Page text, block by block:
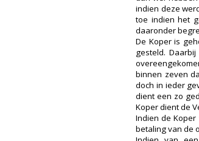
indien deze
toe indien het
daaronder
De Koper is
gesteld.
binnen zeven
doch in ieder
dient een zo
Koper dient de
Indien de
betaling van de